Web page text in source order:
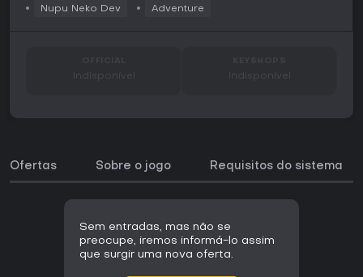
Nupu Neko Dev Adventure
Indisponível Indisponível
Ofertas Sobre o jogo Requisitos do sistema
Sem entradas, mas não se
preocupe, iremos informá-lo assim
que surgir uma nova oferta.